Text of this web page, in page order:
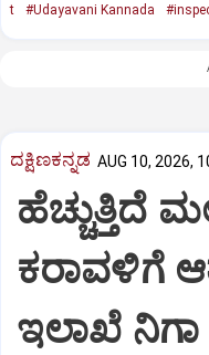
t
#Udayavani Kannada
ದಕ್ಷಿಣಕನ್ನಡ AUG 10, 2026,
ಹೆಚ್ಚುತ್ತಿದೆ
ಕರಾವಳಿಗೆ
ಇಲಾಖೆ ನಿಗಾ